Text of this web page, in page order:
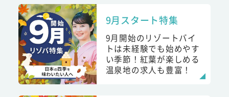
9月スタート特集
9月開始のリゾートバイ
トは未経験でも始めやす
い季節！紅葉が楽しめる
温泉地の求人も豊富！